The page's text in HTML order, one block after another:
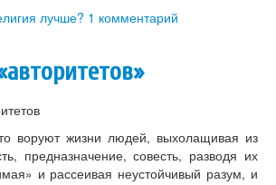
лучше? 1 комментарий
воруют жизни людей, выхолащивая из
предназначение, совесть, разводя их
и рассеивая неустойчивый разум, и